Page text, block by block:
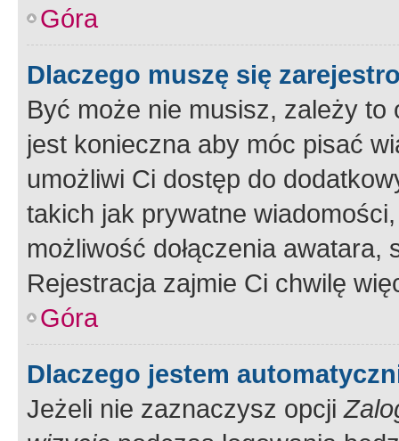
Góra
Dlaczego muszę się
Być może nie musisz, zależy
jest konieczna aby móc pisać
umożliwi Ci dostęp do
takich jak prywatne
możliwość dołączenia
Rejestracja zajmie Ci chwilę
Góra
Dlaczego jestem
Jeżeli nie zaznaczysz opcji